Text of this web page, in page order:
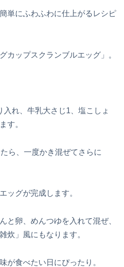
単にふわふわに仕上がるレシピ
カップスクランブルエッグ」。
れ、牛乳大さじ1、塩こしょ
す。
ら、一度かき混ぜてさらに
ッグが完成します。
と卵、めんつゆを入れて混ぜ、
炊」風にもなります。
が食べたい日にぴったり。